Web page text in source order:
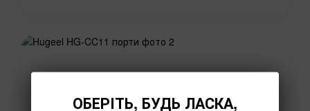
ОБЕРІТЬ, БУДЬ ЛАСКА,